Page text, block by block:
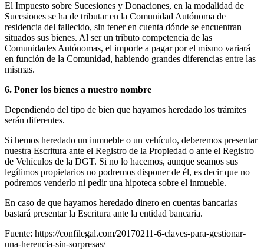
El Impuesto sobre Sucesiones y Donaciones, en la modalidad de
Sucesiones se ha de tributar en la Comunidad Autónoma de
residencia del fallecido, sin tener en cuenta dónde se encuentran
situados sus bienes. Al ser un tributo competencia de las
Comunidades Autónomas, el importe a pagar por el mismo variará
en función de la Comunidad, habiendo grandes diferencias entre las
mismas.
6. Poner los bienes a nuestro nombre
Dependiendo del tipo de bien que hayamos heredado los trámites
serán diferentes.
Si hemos heredado un inmueble o un vehículo, deberemos presentar
nuestra Escritura ante el Registro de la Propiedad o ante el Registro
de Vehículos de la DGT. Si no lo hacemos, aunque seamos sus
legítimos propietarios no podremos disponer de él, es decir que no
podremos venderlo ni pedir una hipoteca sobre el inmueble.
En caso de que hayamos heredado dinero en cuentas bancarias
bastará presentar la Escritura ante la entidad bancaria.
Fuente: https://confilegal.com/20170211-6-claves-para-gestionar-
una-herencia-sin-sorpresas/